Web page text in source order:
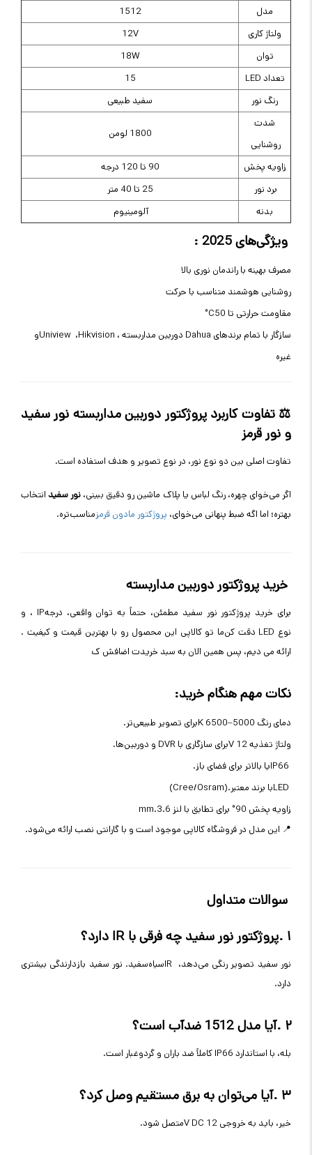
مدل
1512
ولتاژ کاری
12V
توان
18W
تعداد LED
15
رنگ نور
سفید طبیعی
شدت
روشنایی
1800 لومن
زاویه پخش
90 تا 120 درجه
برد نور
25 تا 40 متر
بدنه
آلومینیوم
ویژگی‌های 2025 :
مصرف بهینه با راندمان نوری بالا
روشنایی هوشمند متناسب با حرکت
مقاومت حرارتی تا 50
°C
سازگار با تمام برندهای دوربین مداربسته Dahua ، Hikvision، Univiewو
غیره
⚖
️تفاوت کاربرد پروژکتور دوربین مداربسته نور سفید
و نور قرمز
تفاوت اصلی بین دو نوع نور، در نوع تصویر و هدف استفاده است.
اگر می‌خوای چهره، رنگ لباس یا پلاک ماشین رو دقیق ببینی، نور سفیدانتخاب
بهتره؛ اما اگه ضبط پنهانی می‌خوای، پروژکتور مادون قرمزمناسب‌تره.
خرید پروژکتور دوربین مداربسته
برای خرید پروژکتور نور سفید مطمئن، حتماً به توان واقعی، درجهIP ، و
نوع LED دقت کن
. ما تو کالاپی این محصول رو با بهترین قیمت و کیفیت
ارائه می دیم، پس همین الان به سبد خریدت اضافش ک
نکات مهم هنگام خرید:
دمای رنگ 5000–6500 Kبرای تصویر طبیعی‌تر.
ولتاژ تغذیه 12
Vبرای سازگاری با DVR و دوربین‌ها.
IP66یا بالاتر برای فضای باز.
LEDبا برند معتبر(Cree/Osram).
زاویه پخش 90° برای تطابق با لنز 3.6
mm.
📍 این مدل در فروشگاه کالاپی موجود است و با گارانتی نصب ارائه می‌شود.
سوالات متداول
۱ .پروژکتور نور سفید چه فرقی با IR دارد؟
نور سفید تصویر رنگی می‌دهد، IRسیاه‌سفید. نور سفید بازدارندگی بیشتری
دارد.
۲ .آیا مدل 1512 ضدآب است؟
بله، با استاندارد IP66 کاملاً ضد باران و گردوغبار است.
۳ .آیا می‌توان به برق مستقیم وصل کرد؟
خیر، باید به خروجی 12 V DCمتصل شود.